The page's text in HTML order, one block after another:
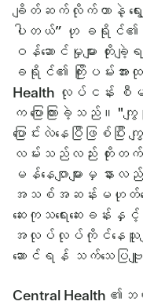
ချိတ်ဆက်လိုက်တာနဲ့ ရွေးခ
ပါတယ်” ဟု ခရိုင်၏ အရှ
ဝန်ဆောင်မှုများ တိုးချဲ့
ခရိုင်၏ ကြိုးပမ်းအား
Health လုပ်ငန်း စီ
က ပြောကြားခဲ့သည်
ပြောင်းလဲနေပြီဖြစ်ပ
လမ်းသည်လည်း တိုးတ
မန်နေဂျာများမှ နာ
အသစ်အဆန်းမဟုတ်သ
ဆေးကုသရေးဆေးခန်း
အလုပ်လုပ်ကိုင်နေသူများ
ဆောင်ရန် သက်သေပ
Central Health ၏